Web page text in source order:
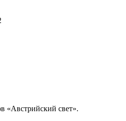
«Австрийский свет».